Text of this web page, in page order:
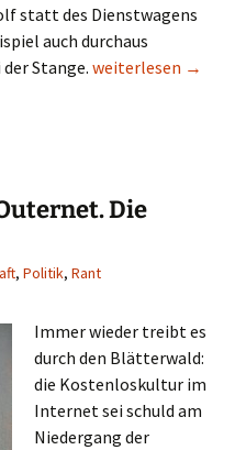
statt des Dienstwagens
auch durchaus
Stange. Die Zerstörung
weiterlesen →
Die
, Politik, Rant
Immer wieder treibt es
durch den Blätterwald:
die Kostenloskultur im
Internet sei schuld am
Niedergang der